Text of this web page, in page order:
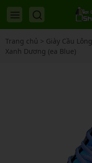
Trang chủ > Giày Cầu Lông
Xanh Dương (ea Blue)